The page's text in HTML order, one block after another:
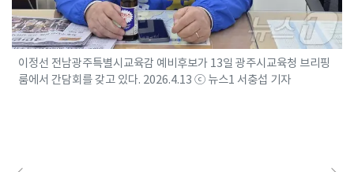
이정선 전남광주특별시교육감 예비후보가 13일 광주시교육청 브리핑
룸에서 간담회를 갖고 있다. 2026.4.13 ⓒ 뉴스1 서충섭 기자